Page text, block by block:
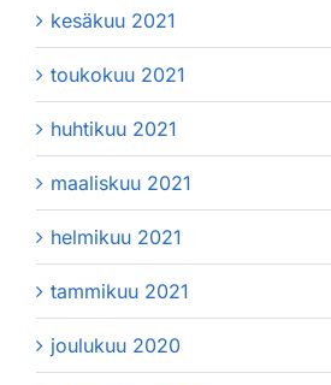
kesäkuu 2021
toukokuu 2021
huhtikuu 2021
maaliskuu 2021
helmikuu 2021
tammikuu 2021
joulukuu 2020